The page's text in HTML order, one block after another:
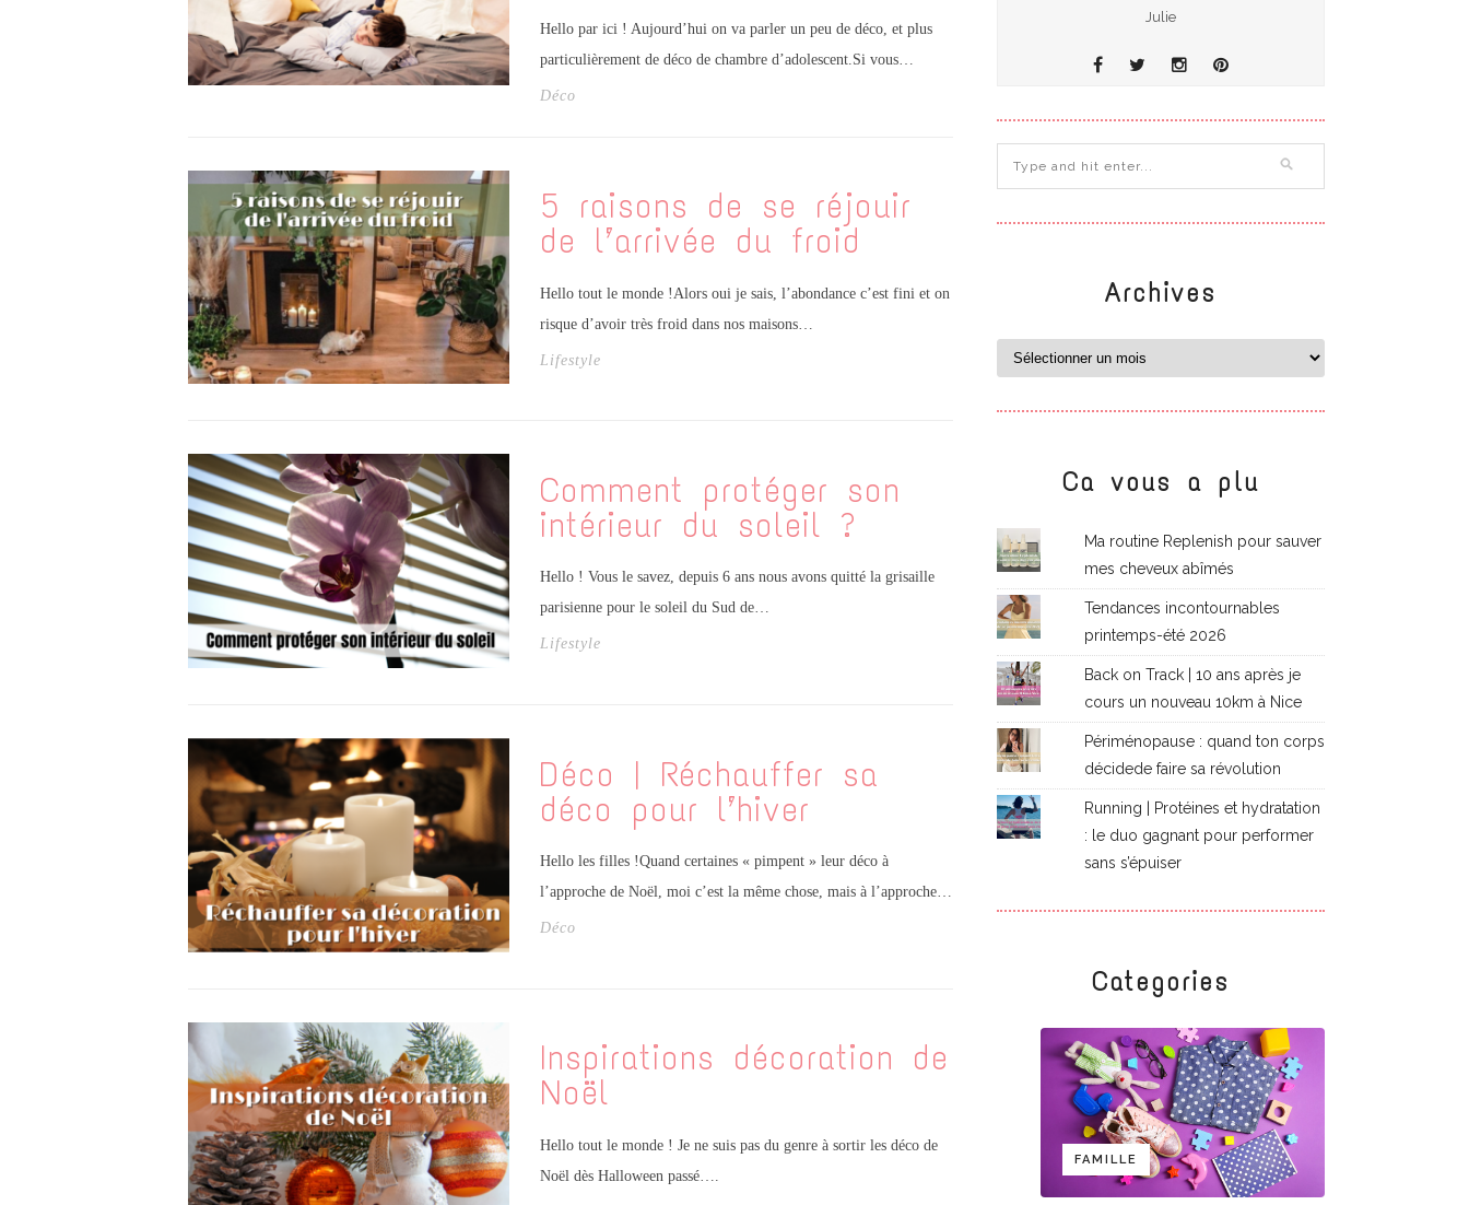
Hello par ici ! Aujourd’hui on va parler un peu de déco, et plus
particulièrement de déco de chambre d’adolescent.Si vous…
Déco
5 raisons de se réjouir
de l’arrivée du froid
Hello tout le monde !Alors oui je sais, l’abondance c’est fini et on
risque d’avoir très froid dans nos maisons…
Lifestyle
Comment protéger son
intérieur du soleil ?
Hello ! Vous le savez, depuis 6 ans nous avons quitté la grisaille
parisienne pour le soleil du Sud de…
Lifestyle
Déco | Réchauffer sa
déco pour l’hiver
Hello les filles !Quand certaines « pimpent » leur déco à
l’approche de Noël, moi c’est la même chose, mais à l’approche…
Déco
Inspirations décoration de
Noël
Hello tout le monde ! Je ne suis pas du genre à sortir les déco de
Noël dès Halloween passé….
Julie
Archives
Ca vous a plu
Ma routine Replenish pour sauver
mes cheveux abîmés
Tendances incontournables
printemps-été 2026
Back on Track | 10 ans après je
cours un nouveau 10km à Nice
Périménopause : quand ton corps
décidede faire sa révolution
Running | Protéines et hydratation
: le duo gagnant pour performer
sans s’épuiser
Categories
FAMILLE